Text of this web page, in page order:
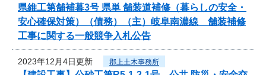
県維工第舗補暮3号 県単 舗装道補修（暮らしの安全・
安心確保対策）（債務）（主）岐阜南濃線 舗装補修
工事に関する一般競争入札公告
2023年12月4日更新 郡上土木事務所